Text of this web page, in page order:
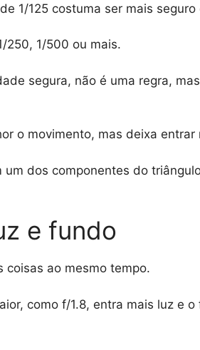
1/125 costuma ser mais
250, 1/500 ou mais.
segura, não é uma regra,
o movimento, mas deixa entrar
dos componentes do
e fundo
ao mesmo tempo.
como f/1.8, entra mais luz e